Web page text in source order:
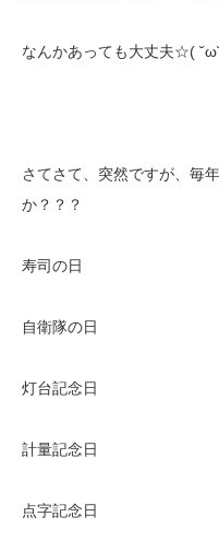
なんかあっても大丈夫☆(
さてさて、突然ですが、毎
か？？？
寿司の日
自衛隊の日
灯台記念日
計量記念日
点字記念日